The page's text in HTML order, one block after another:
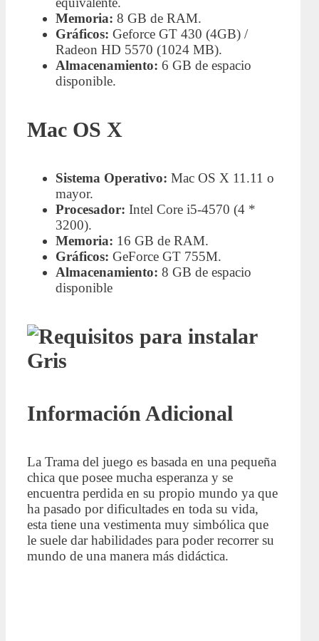
Memoria: 8 GB de RAM.
Gráficos: Geforce GT 430 (4GB) /
Radeon HD 5570 (1024 MB).
Almacenamiento: 6 GB de espacio
disponible.
Mac OS X
Sistema Operativo: Mac OS X 11.11 o
mayor.
Procesador: Intel Core i5-4570 (4 *
3200).
Memoria: 16 GB de RAM.
Gráficos: GeForce GT 755M.
Almacenamiento: 8 GB de espacio
disponible
Información Adicional
La Trama del juego es basada en una pequeña
chica que posee mucha esperanza y se
encuentra perdida en su propio mundo ya que
ha pasado por dificultades en toda su vida,
esta tiene una vestimenta muy simbólica que
le suele dar habilidades para poder recorrer su
mundo de una manera más didáctica.